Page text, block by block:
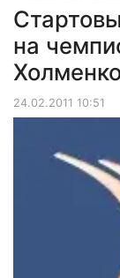
на
24.02.2011 10:51